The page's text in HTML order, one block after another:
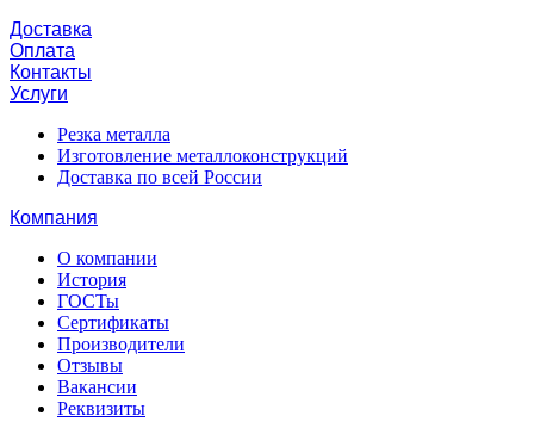
Доставка
Оплата
Контакты
Услуги
Резка металла
Изготовление металлоконструкций
Доставка по всей России
Компания
О компании
История
ГОСТы
Сертификаты
Производители
Отзывы
Вакансии
Реквизиты